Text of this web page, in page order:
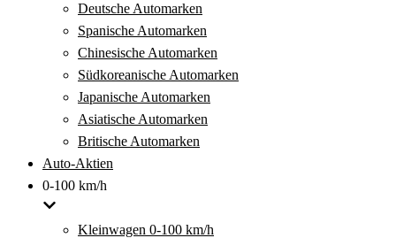
Deutsche Automarken
Spanische Automarken
Chinesische Automarken
Südkoreanische Automarken
Japanische Automarken
Asiatische Automarken
Britische Automarken
Auto-Aktien
0-100 km/h
Kleinwagen 0-100 km/h